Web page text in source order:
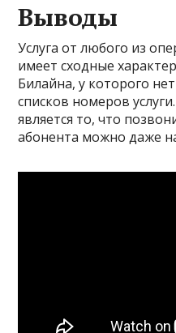
Выводы
Услуга от любого из
имеет сходные
Билайна, у которого
списков номеров
является то, что
абонента можно даже